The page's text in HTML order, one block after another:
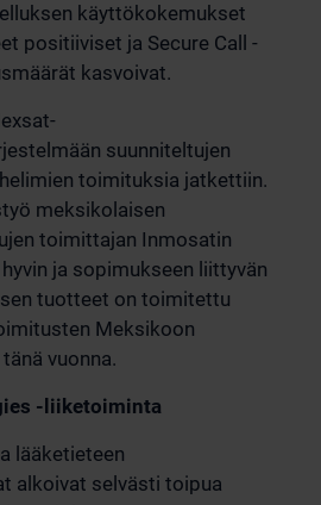
käyttökokemukset
positiiviset ja Secure Call -
kasvoivat.
suunniteltujen
toimituksia jatkettiin.
meksikolaisen
toimittajan Inmosatin
ja sopimukseen liittyvän
tuotteet on toimitettu
Meksikoon
vuonna.
-liiketoiminta
lääketieteen
alkoivat selvästi toipua